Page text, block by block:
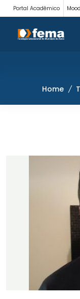
Portal Acadêmico
Home